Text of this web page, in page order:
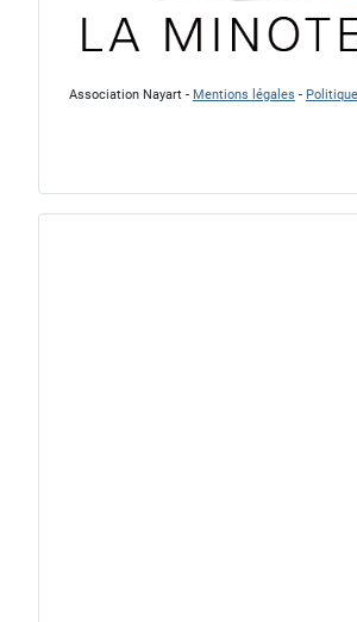
Association Nayart - Mentions légales -